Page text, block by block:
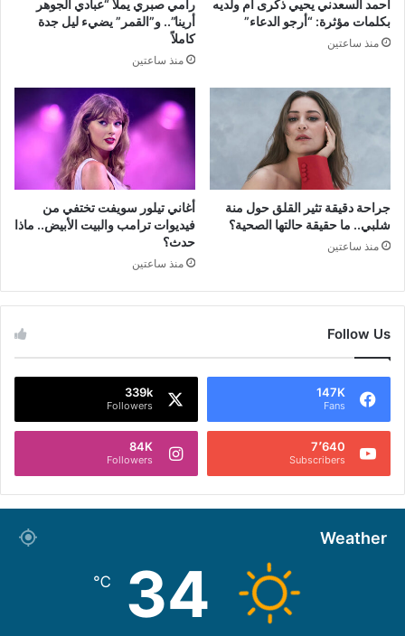
أحمد السعدني يحيي ذكرى أم ولديه
بكلمات مؤثرة: “أرجو الدعاء”
منذ ساعتين
رامي صبري يملأ “عبادي الجوهر
أرينا”.. و”القمر” يضيء ليل جدة
كاملاً
منذ ساعتين
جراحة دقيقة تثير القلق حول منة
شلبي.. ما حقيقة حالتها الصحية؟
منذ ساعتين
أغاني تيلور سويفت تختفي من
فيديوات ترامب والبيت الأبيض.. ماذا
حدث؟
منذ ساعتين
Follow Us
147K
Fans
339k
Followers
7٬640
Subscribers
84K
Followers
Weather
34
℃